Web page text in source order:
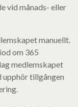
vid månads- eller
manuellt.
om 365
medlemskapet
upphör tillgången